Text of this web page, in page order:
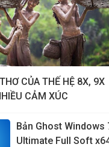
CỦA THẾ HỆ 8X, 9X
CẢM XÚC
Bản Ghost Windows
Ultimate Full Soft